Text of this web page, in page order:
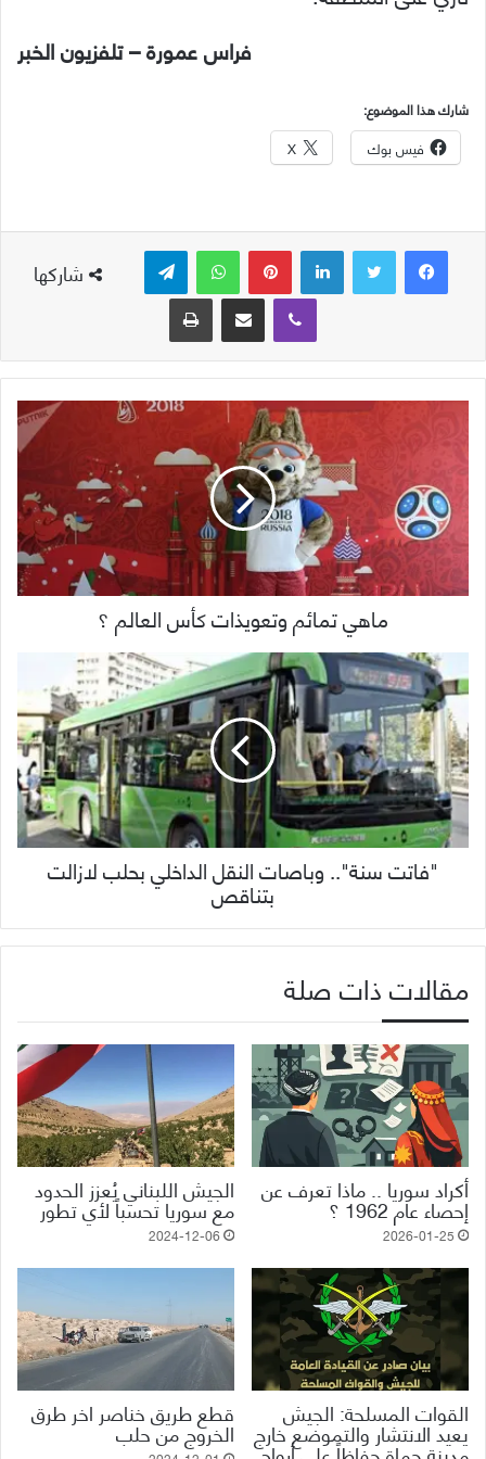
فراس عمورة – تلفزيون الخبر
شارك هذا الموضوع:
فيس بوك X
شاركها
لينكدإن بينتيريست واتساب
ڤايبر
مشاركة عبر البريد طباعة
ماهي تمائم وتعويذات كأس العالم ؟
"فاتت سنة".. وباصات النقل الداخلي بحلب لازالت
بتناقص
مقالات ذات صلة
أكراد سوريا .. ماذا تعرف عن
إحصاء عام 1962 ؟
2026-01-25
الجيش اللبناني يُعزز الحدود
مع سوريا تحسباً لأي تطور
2024-12-06
القوات المسلحة: الجيش
يعيد الانتشار والتموضع خارج
قطع طريق خناصر اخر طرق
الخروج من حلب